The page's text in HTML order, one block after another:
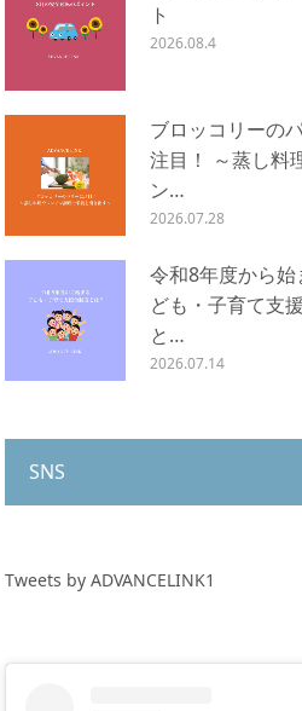
ト
2026.08.4
ブロッコリーの
注目！ ～蒸し料
ン…
2026.07.28
令和8年度から始
ども・子育て支
と…
2026.07.14
SNS
Tweets by ADVANCELINK1